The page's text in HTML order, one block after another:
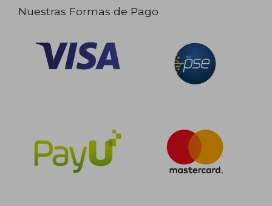
Nuestras Formas de Pago